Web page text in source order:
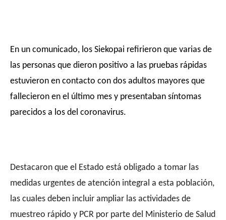
En un comunicado, los Siekopai refirieron que varias de
las personas que dieron positivo a las pruebas rápidas
estuvieron en contacto con dos adultos mayores que
fallecieron en el último mes y presentaban síntomas
parecidos a los del coronavirus.
Destacaron que el Estado está obligado a tomar las
medidas urgentes de atención integral a esta población,
las cuales deben incluir ampliar las actividades de
muestreo rápido y PCR por parte del Ministerio de Salud